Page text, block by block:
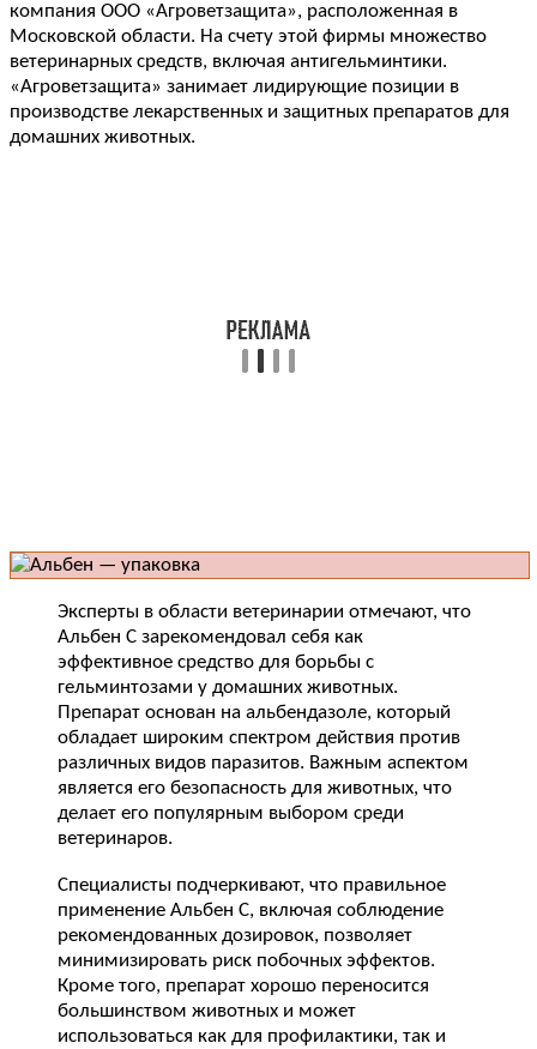
компания ООО «Агроветзащита», расположенная в
Московской области. На счету этой фирмы множество
ветеринарных средств, включая антигельминтики.
«Агроветзащита» занимает лидирующие позиции в
производстве лекарственных и защитных препаратов для
домашних животных.
Эксперты в области ветеринарии отмечают, что
Альбен C зарекомендовал себя как
эффективное средство для борьбы с
гельминтозами у домашних животных.
Препарат основан на альбендазоле, который
обладает широким спектром действия против
различных видов паразитов. Важным аспектом
является его безопасность для животных, что
делает его популярным выбором среди
ветеринаров.
Специалисты подчеркивают, что правильное
применение Альбен C, включая соблюдение
рекомендованных дозировок, позволяет
минимизировать риск побочных эффектов.
Кроме того, препарат хорошо переносится
большинством животных и может
использоваться как для профилактики, так и